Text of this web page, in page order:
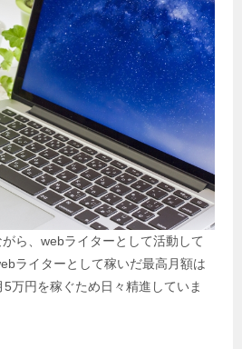
ら、webライターとして活動して
ライターとして稼いだ最高月額は
万円を稼ぐため日々精進していま